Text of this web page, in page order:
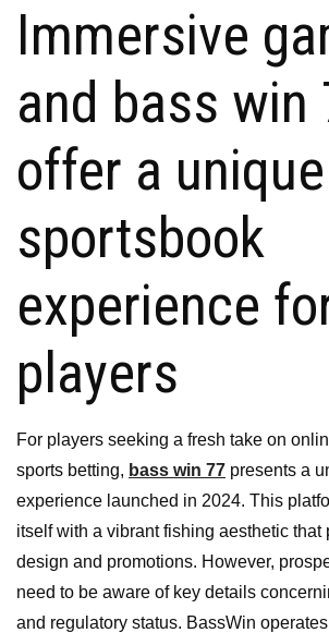
Immersive
and bass win
offer a unique
sportsbook
experience
players
For players seeking a fresh take on
sports betting, bass win 77 presents a
experience launched in 2024. This
itself with a vibrant fishing aesthetic that
design and promotions. However,
need to be aware of key details
and regulatory status. BassWin